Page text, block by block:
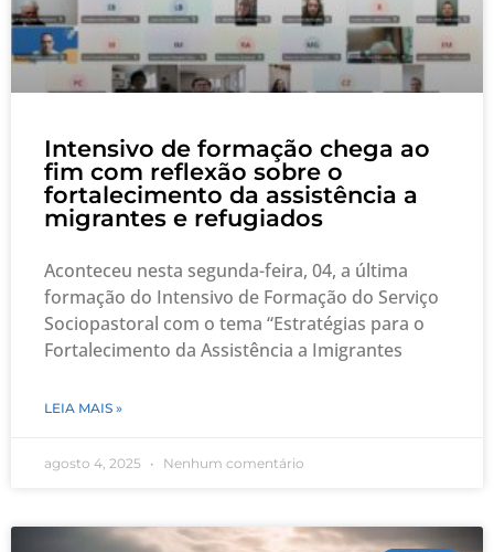
Intensivo de formação chega ao
fim com reflexão sobre o
fortalecimento da assistência a
migrantes e refugiados
Aconteceu nesta segunda-feira, 04, a última
formação do Intensivo de Formação do Serviço
Sociopastoral com o tema “Estratégias para o
Fortalecimento da Assistência a Imigrantes
LEIA MAIS »
agosto 4, 2025 Nenhum comentário